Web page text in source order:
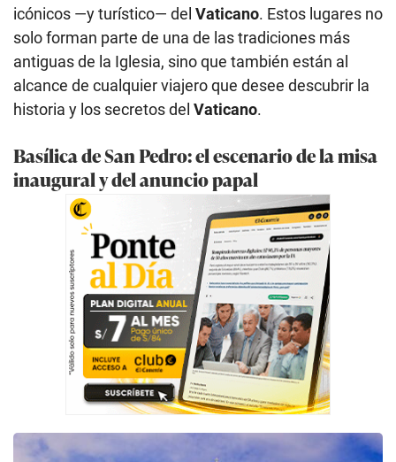
icónicos —y turístico— del Vaticano. Estos lugares no
solo forman parte de una de las tradiciones más
antiguas de la Iglesia, sino que también están al
alcance de cualquier viajero que desee descubrir la
historia y los secretos del Vaticano.
Basílica de San Pedro: el escenario de la misa
inaugural y del anuncio papal